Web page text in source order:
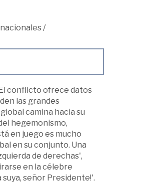
/
conflicto ofrece datos
las grandes
camina hacia su
hegemonismo,
en juego es mucho
en su conjunto. Una
de derechas',
en la célebre
suya, señor Presidente!'.